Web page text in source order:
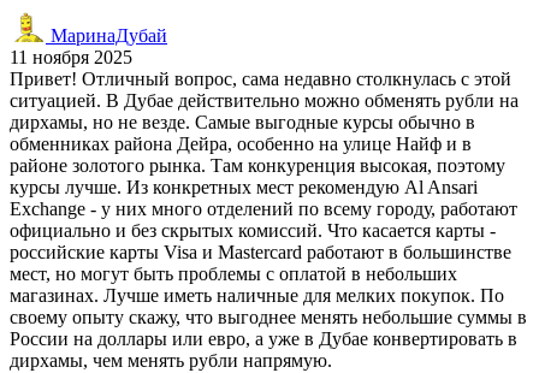
МаринаДубай
11 ноября 2025
Привет! Отличный вопрос, сама недавно столкнулась с этой
ситуацией. В Дубае действительно можно обменять рубли на
дирхамы, но не везде. Самые выгодные курсы обычно в
обменниках района Дейра, особенно на улице Найф и в
районе золотого рынка. Там конкуренция высокая, поэтому
курсы лучше. Из конкретных мест рекомендую Al Ansari
Exchange - у них много отделений по всему городу, работают
официально и без скрытых комиссий. Что касается карты -
российские карты Visa и Mastercard работают в большинстве
мест, но могут быть проблемы с оплатой в небольших
магазинах. Лучше иметь наличные для мелких покупок. По
своему опыту скажу, что выгоднее менять небольшие суммы в
России на доллары или евро, а уже в Дубае конвертировать в
дирхамы, чем менять рубли напрямую.